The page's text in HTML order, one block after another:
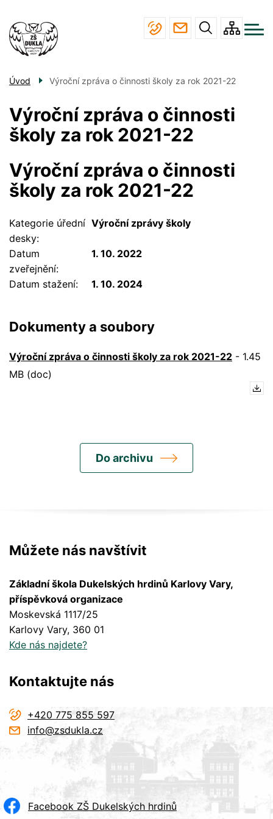
hlavnímu
obsahu
navigace
STUDIUM
ÚŘEDNÍ DESKA
KONTAKTY
Úvod Výroční zpráva o činnosti školy za rok 2021-22
Výroční zpráva o činnosti
školy za rok 2021-22
Výroční zpráva o činnosti
školy za rok 2021-22
Kategorie úřední
desky
Výroční zprávy školy
Datum
zveřejnění
1. 10. 2022
Datum stažení 1. 10. 2024
Dokumenty a soubory
Výroční zpráva o činnosti školy za rok 2021-22 - 1.45
MB (doc)
Do archivu
Můžete nás navštívit
Základní škola Dukelských hrdinů Karlovy Vary,
příspěvková organizace
Moskevská 1117/25
Karlovy Vary, 360 01
Kde nás najdete?
Kontaktujte nás
+420 775 855 597
info@zsdukla.cz
Facebook ZŠ Dukelských hrdinů